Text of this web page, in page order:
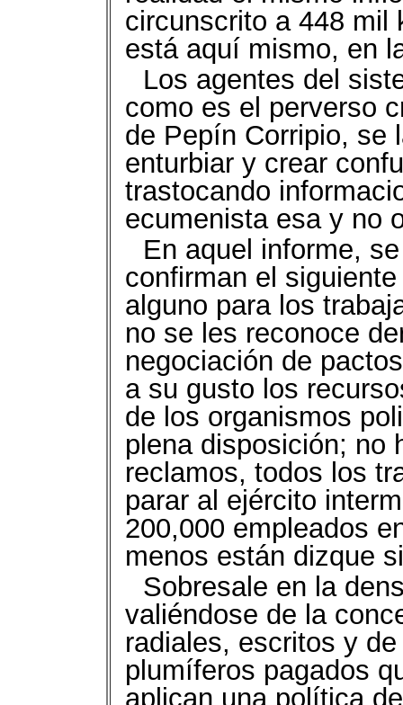
circunscrito a 448 mil
está aquí mismo, en
Los agentes del
como es el perverso
de Pepín Corripio, se
enturbiar y crear
trastocando
ecumenista esa y no
En aquel informe,
confirman el
alguno para los
no se les reconoce
negociación de
a su gusto los
de los organismos
plena disposición; no
reclamos, todos los
parar al ejército
200,000 empleados
menos están dizque
Sobresale en la
valiéndose de la
radiales, escritos y
plumíferos pagados
aplican una política